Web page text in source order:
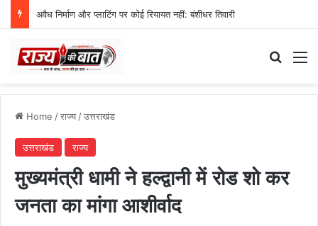
अवैध निर्माण और प्लाटिंग पर कोई रियायत नहीं: बंशीधर तिवारी
Home /राज्य/उत्तराखंड
उत्तराखंड राज्य
मुख्यमंत्री धामी ने हल्द्वानी में रोड शो कर
जनता का मांगा आशीर्वाद